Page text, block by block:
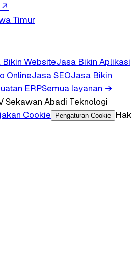
↗
Timur
WebsiteJasa Bikin Aplikasi
OnlineJasa SEOJasa Bikin
ERPSemua layanan →
Sekawan Abadi Teknologi
Cookie Pengaturan Cookie
Hak